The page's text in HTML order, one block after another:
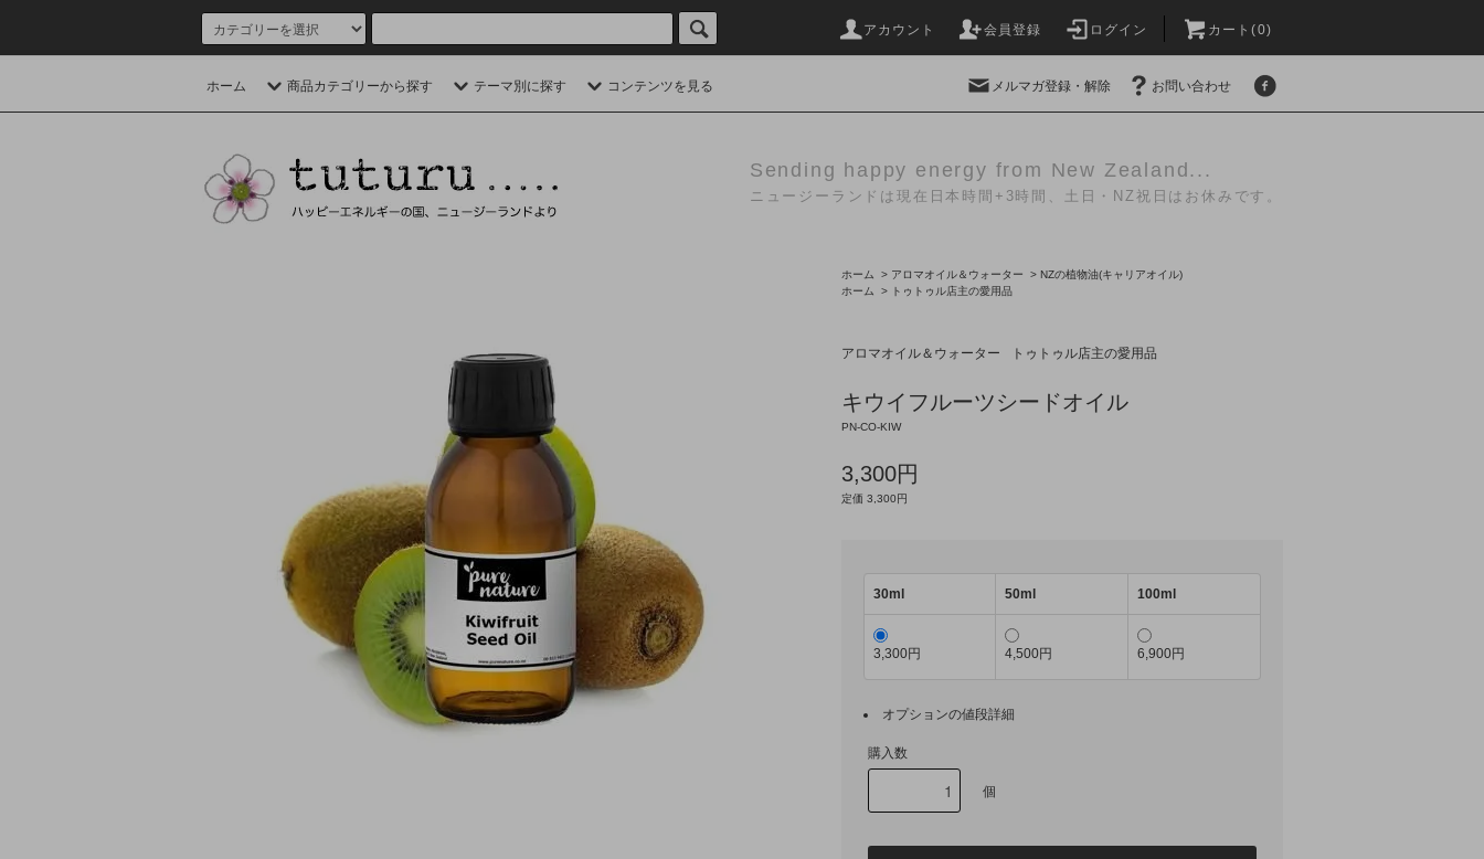
アカウント 会員登録 ログイン カート(0)
ホーム 商品カテゴリーから探す テーマ別に探す コンテンツを見る メルマガ登録・解除 お問い合わせ
Sending happy energy from New Zealand...
ニュージーランドは現在日本時間+3時間、土日・NZ祝日はお休みです。
ホーム > アロマオイル＆ウォーター > NZの植物油(キャリアオイル)
ホーム
> トゥトゥル店主の愛用品
アロマオイル＆ウォーター トゥトゥル店主の愛用品
キウイフルーツシードオイル
PN-CO-KIW
3,300円
定価 3,300円
30ml 50ml 100ml
3,300円 4,500円 6,900円
オプションの値段詳細
購入数
個